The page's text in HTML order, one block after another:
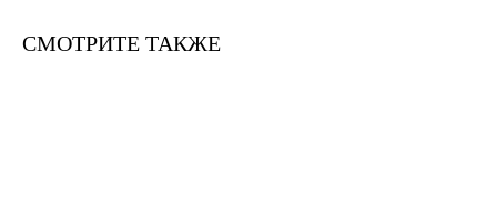
СМОТРИТЕ ТАКЖЕ